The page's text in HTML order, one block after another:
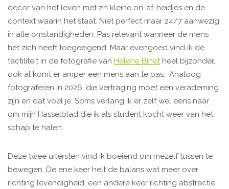
decor van het leven met z’n kleine on-af-heidjes en de
context waarin het staat. Niet perfect maar 24/7 aanwezig
in alle omstandigheden. Pas relevant wanneer de mens
het zich heeft toegeëigend. Maar evengoed vind ik de
tactiliteit in de fotografie van Hélène Binetheel bijzonder,
ook al komt er amper een mens aan te pas. Analoog
fotograferen in 2026, die vertraging moet een verademing
zijn en dat voel je. Soms verlang ik er zelf wel eens naar
om mijn Hasselblad die ik als student kocht weer van het
schap te halen.
Deze twee uitersten vind ik boeiend om mezelf tussen te
bewegen. De ene keer helt de balans wat meer over
richting levendigheid, een andere keer richting abstractie.